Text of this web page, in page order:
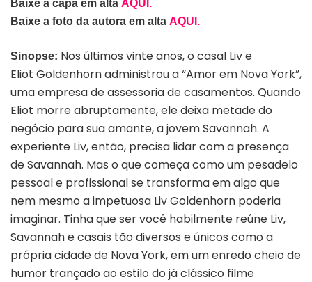
Baixe a capa em alta AQUI.
Baixe a foto da autora em alta AQUI.
Sinopse: Nos últimos vinte anos, o casal Liv e
Eliot Goldenhorn administrou a “Amor em Nova York”,
uma empresa de assessoria de casamentos. Quando
Eliot morre abruptamente, ele deixa metade do
negócio para sua amante, a jovem Savannah. A
experiente Liv, então, precisa lidar com a presença
de Savannah. Mas o que começa como um pesadelo
pessoal e profissional se transforma em algo que
nem mesmo a impetuosa Liv Goldenhorn poderia
imaginar. Tinha que ser você habilmente reúne Liv,
Savannah e casais tão diversos e únicos como a
própria cidade de Nova York, em um enredo cheio de
humor trançado ao estilo do já clássico filme